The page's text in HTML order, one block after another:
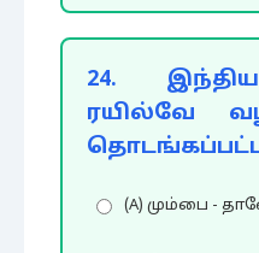
24.
ரயில்வே
(A) மும்பை -